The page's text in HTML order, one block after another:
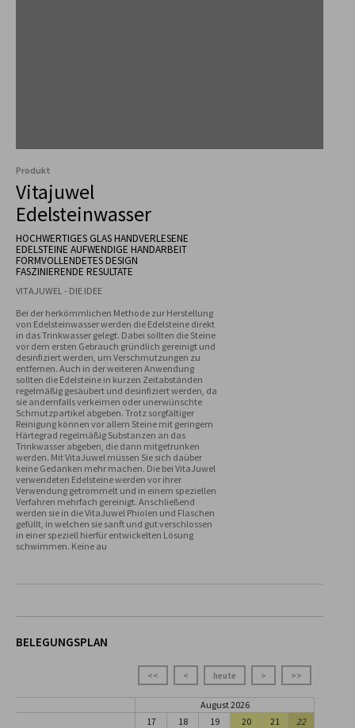
Produkt
Vitajuwel
Edelsteinwasser
HOCHWERTIGES GLAS HANDVERLESENE
EDELSTEINE AUFWENDIGE HANDARBEIT
FORMVOLLENDETES DESIGN
FASZINIERENDE RESULTATE
Bei der herkömmlichen Methode zur Herstellung
von Edelsteinwasser werden die Edelsteine direkt
in das Trinkwasser gelegt. Dabei sollten die Steine
vor dem ersten Gebrauch gründlich gereinigt und
desinfiziert werden, um Verschmutzungen zu
entfernen. Auch in der weiteren Anwendung
sollten die Edelsteine in kurzen Zeitabständen
regelmäßig gesäubert und desinfiziert werden, da
sie andernfalls verkeimen oder unerwünschte
Schmutzpartikel abgeben. Trotz sorgfältiger
Reinigung können vor allem Steine mit geringem
Härtegrad regelmäßig Substanzen an das
Trinkwasser abgeben, die dann mitgetrunken
werden. Mit VitaJuwel müssen Sie sich daüber
keine Gedanken mehr machen. Die bei VitaJuwel
verwendeten Edelsteine werden vor ihrer
Verwendung getrommelt und in einem speziellen
Verfahren mehrfach gereinigt. Anschließend
werden sie in die VitaJuwel Phiolen und Flaschen
gefüllt, in welchen sie sanft und gut verschlossen
in einer speziell hierfür entwickelten Lösung
schwimmen. Keine au
BELEGUNGSPLAN
<< < heute > >>
August 2026
17
18 19 20 21
22